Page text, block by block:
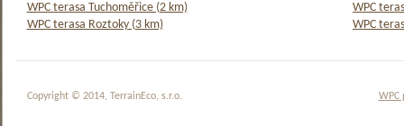
WPC terasa Tuchoměřice (2 km)
WPC
WPC terasa Roztoky (3 km)
WPC
WPC
Copyright © 2014, TerrainEco, s.r.o.